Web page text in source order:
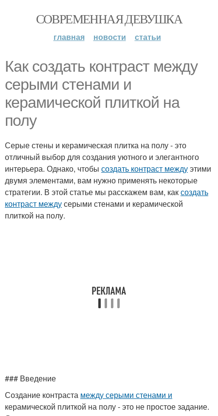
СОВРЕМЕННАЯ ДЕВУШКА
главная новости статьи
Как создать контраст между
серыми стенами и
керамической плиткой на
полу
Серые стены и керамическая плитка на полу - это
отличный выбор для создания уютного и элегантного
интерьера. Однако, чтобы создать контраст междуэтими
двумя элементами, вам нужно применять некоторые
стратегии. В этой статье мы расскажем вам, каксоздать
контраст междусерыми стенами и керамической
плиткой на полу.
### Введение
Создание контраста между серыми стенами и
керамической плиткой на полу - это не простое задание.